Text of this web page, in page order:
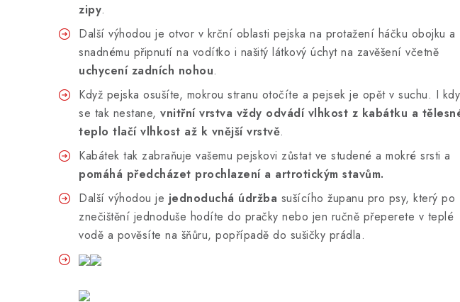
zipy.
Další výhodou je otvor v krční oblasti pejska na protažení háčku obojku a
snadnému připnutí na vodítko i našitý látkový úchyt na zavěšení včetně
uchycení zadních nohou.
Když pejska osušíte, mokrou stranu otočíte a pejsek je opět v suchu. I
se tak nestane, vnitřní vrstva vždy odvádí vlhkost z kabátku a
teplo tlačí vlhkost až k vnější vrstvě.
Kabátek tak zabraňuje vašemu pejskovi zůstat ve studené a mokré srsti a
pomáhá předcházet prochlazení a artrotickým stavům.
Další výhodou je jednoduchá údržba sušícího županu pro psy, který po
znečištění jednoduše hodíte do pračky nebo jen ručně přeperete v teplé
vodě a pověsíte na šňůru, popřípadě do sušičky prádla.